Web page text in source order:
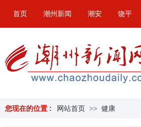
首页 潮州新闻 潮安 饶平
您现在的位置 : 网站首页 >> 健康